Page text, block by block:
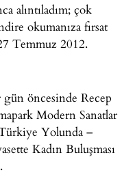
alıntıladım; çok
okumanıza fırsat
Temmuz 2012.
gün öncesinde Recep
Modern Sanatlar
Yolunda –
Kadın Buluşması